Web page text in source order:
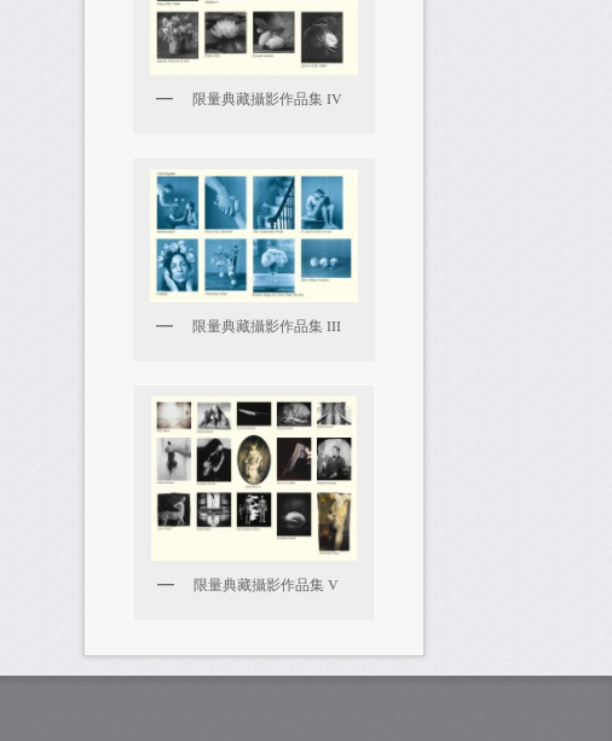
限量典藏攝影作品集 IV
限量典藏攝影作品集 III
限量典藏攝影作品集 V